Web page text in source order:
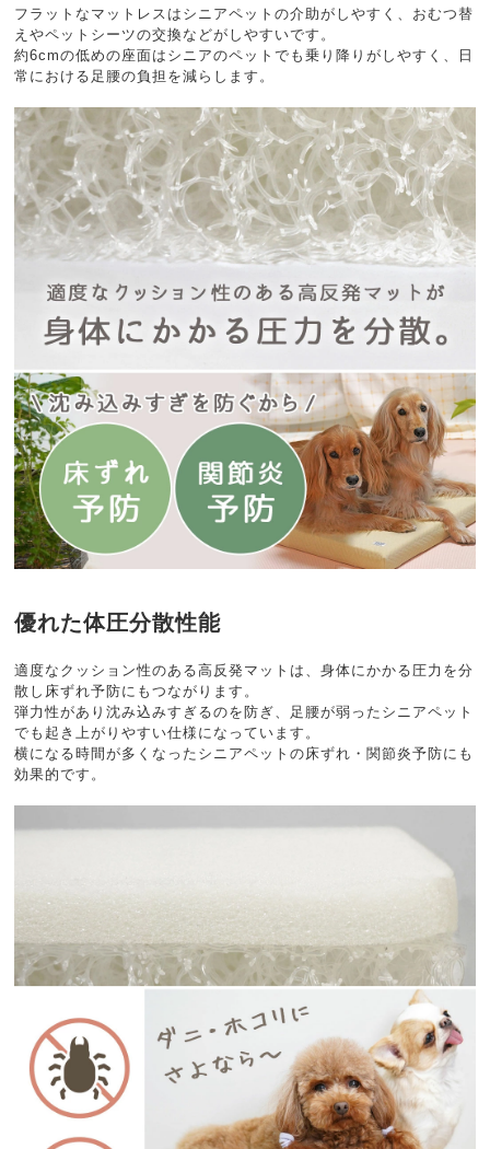
フラットなマットレスはシニアペットの介助がしやすく、おむつ替
えやペットシーツの交換などがしやすいです。
約6cmの低めの座面はシニアのペットでも乗り降りがしやすく、日
常における足腰の負担を減らします。
優れた体圧分散性能
適度なクッション性のある高反発マットは、身体にかかる圧力を分
散し床ずれ予防にもつながります。
弾力性があり沈み込みすぎるのを防ぎ、足腰が弱ったシニアペット
でも起き上がりやすい仕様になっています。
横になる時間が多くなったシニアペットの床ずれ・関節炎予防にも
効果的です。